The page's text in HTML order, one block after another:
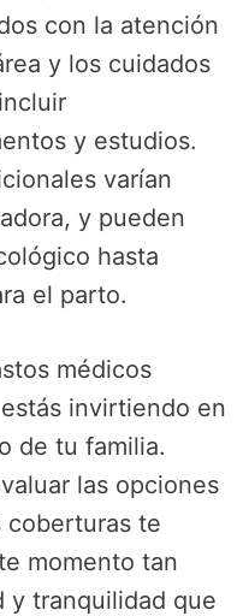
con la atención
y los cuidados
y estudios.
varían
y pueden
hasta
el parto.
médicos
invirtiendo en
de tu familia.
las opciones
te
momento tan
y tranquilidad que